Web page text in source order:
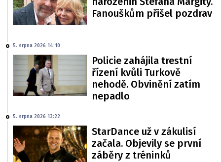
Fanouškům přišel pozdrav
5. srpna 2026 14:10
Policie zahájila trestní
řízení kvůli Turkově
nehodě. Obvinění zatím
nepadlo
5. srpna 2026 13:22
StarDance už v zákulisí
začala. Objevily se první
záběry z tréninků